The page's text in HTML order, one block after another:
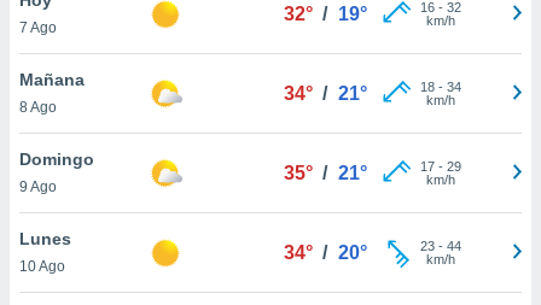
en
más
nuestra
de
7 Ago
32° / 19° 16- 32
km/h
Mañana
8 Ago
34° / 21° 18- 34
km/h
Domingo
9 Ago
35° / 21° 17- 29
km/h
Lunes
10 Ago
34° / 20° 23- 44
km/h